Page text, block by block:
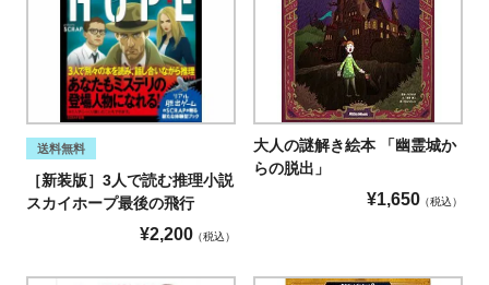
送料無料
［新装版］3人で読む推理小説
スカイホープ最後の飛行
¥2,200 税込
大人の謎解き絵本 「幽霊城か
らの脱出」
¥1,650 税込